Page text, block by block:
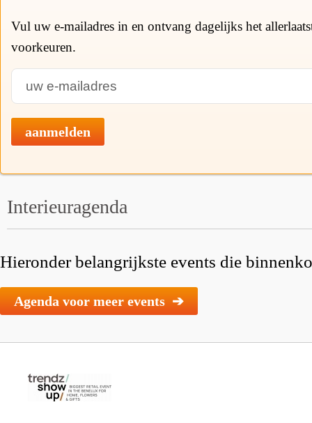
Vul uw e-mailadres in en ontvang dagelijks het
voorkeuren.
aanmelden
Interieuragenda
Hieronder belangrijkste events die
Agenda voor meer events ➔